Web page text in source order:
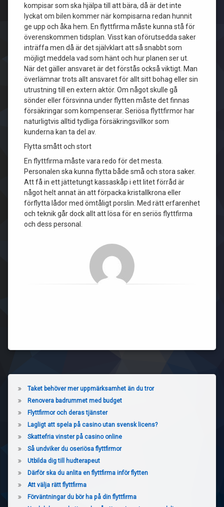
kompisar som ska hjälpa till att bära, då är det inte
lyckat om bilen kommer när kompisarna redan hunnit
ge upp och åka hem. En flyttfirma måste kunna stå för
överenskommen tidsplan. Visst kan oförutsedda saker
inträffa men då är det självklart att så snabbt som
möjligt meddela vad som hänt och hur planen ser ut.
När det gäller ansvaret är det förstås också viktigt. Man
överlämnar trots allt ansvaret för allt sitt bohag eller sin
utrustning till en extern aktör. Om något skulle gå
sönder eller försvinna under flytten måste det finnas
försäkringar som kompenserar. Seriösa flyttfirmor har
naturligtvis alltid tydliga försäkringsvillkor som
kunderna kan ta del av.
Flytta smått och stort
En flyttfirma måste vara redo för det mesta.
Personalen ska kunna flytta både små och stora saker.
Att få in ett jättetungt kassaskåp i ett litet förråd är
något helt annat än att förpacka kristallkrona eller
förflytta lådor med ömtåligt porslin. Med rätt erfarenhet
och teknik går dock allt att lösa för en seriös flyttfirma
och dess personal.
Taket behöver mer uppmärksamhet än du tror
Renovera badrummet med budget
Flyttfirmor och deras tjänster
Lagligt att spela på casino utan svensk licens?
Skattefria vinster på casino online
Så undviker du oseriösa flyttfirmor
Utbilda dig till hudterapeut
Därför ska du anlita en flyttfirma inför flytten
Att välja rätt flyttfirma
Förväntningar du bör ha på din flyttfirma